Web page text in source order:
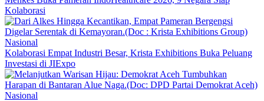
Kolaborasi
Nasional
Kolaborasi Empat Industri Besar, Krista Exhibitions Buka Peluang
Investasi di JIExpo
Nasional